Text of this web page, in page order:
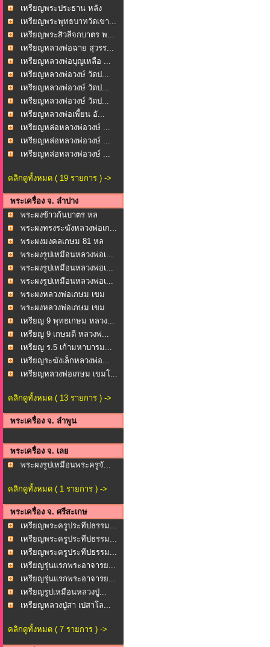
เหรียญพระประธาน หลัง
หล... เหรียญพระพุทธบาทวัดเขา...
เหรียญพระสิวลีจกบาตร พ...
เหรียญหลวงพ่อฉาย สุวรร...
เหรียญหลวงพ่อบุญเหลือ ...
เหรียญหลวงพ่อวงษ์ วัดป...
เหรียญหลวงพ่อวงษ์ วัดป...
เหรียญหลวงพ่อวงษ์ วัดป...
เหรียญหลวงพ่อเพี้ยน อั...
เหรียญหล่อหลวงพ่อวงษ์ ...
เหรียญหล่อหลวงพ่อวงษ์ ...
เหรียญหล่อหลวงพ่อวงษ์ ...
คลิกดูทั้งหมด ( 19 รายการ ) ->
พระเครื่อง จ. ลำปาง
พระผงข้าวก้นบาตร หล
วงพ...พระผงทรงระฆังหลวงพ่อเก...
พระผงมงคลเกษม 81 หล
วงพ...พระผงรูปเหมือนหลวงพ่อเ...
พระผงรูปเหมือนหลวงพ่อเ...
พระผงรูปเหมือนหลวงพ่อเ...
พระผงหลวงพ่อเกษม เขม
โก...
พระผงหลวงพ่อเกษม เขม
โก...
เหรียญ 9 พุทธเกษม หลวง...
เหรียญ 9 เกษมดี หลวงพ่...
เหรียญ ร.5 เก้ามหาบารม...
เหรียญระฆังเล็กหลวงพ่อ...
เหรียญหลวงพ่อเกษม เขมโ...
คลิกดูทั้งหมด ( 13 รายการ ) ->
พระเครื่อง จ. ลำพูน
พระเครื่อง จ. เลย
พระผงรูปเหมือนพระครูจั...
คลิกดูทั้งหมด ( 1 รายการ ) ->
พระเครื่อง จ. ศรีสะเกษ
เหรียญพระครูประทีปธรรม...
เหรียญพระครูประทีปธรรม...
เหรียญพระครูประทีปธรรม...
เหรียญรุ่นแรกพระอาจารย...
เหรียญรุ่นแรกพระอาจารย...
เหรียญรูปเหมือนหลวงปู่...
เหรียญหลวงปู่สา เปสาโล...
คลิกดูทั้งหมด ( 7 รายการ ) ->